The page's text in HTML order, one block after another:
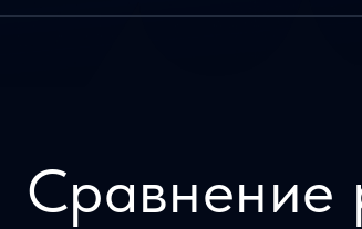
Сравнение